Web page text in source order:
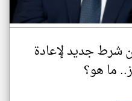
شرط جديد لإعادة
ما هو؟